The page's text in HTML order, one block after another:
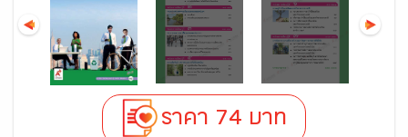
ราคา 74 บาท